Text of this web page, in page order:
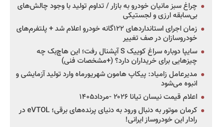
چراغ سبز مانیان خودرو به بازار / تداوم تولید با وجود چالش‌های
بی‌سابقه ارزی و لجستیکی
زمان اجرای استانداردهای ۱۲۲گانه خودرو اعلام شد + پلتفرم‌های
خودروسازان در صف تغییر
سایپا دوباره سراغ کوییک S آپشنال رفت؛ این هاچ‌بک چه
چیزهایی برای خریداران دارد؟ (+مشخصات فنی)
مدیرعامل زامیاد: پیکاپ هامون شهریورماه وارد تولید آزمایشی و
انبوه می‌شود
اعلام قیمت نیسان تیانا ۲۰۲۶ -مرداد۱۴۰۵
کرمان موتور به دنبال ورود به دنیای پرنده‌های برقی؛ eVTOL در
رادار این خودروساز ایرانی!